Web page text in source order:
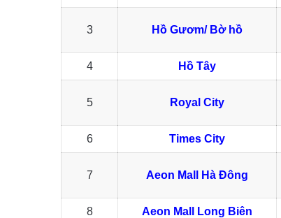
3 Hồ Gươm/ Bờ hồ
4 Hồ Tây
5 Royal City
6 Times City
7 Aeon Mall Hà Đông
8 Aeon Mall Long Biên